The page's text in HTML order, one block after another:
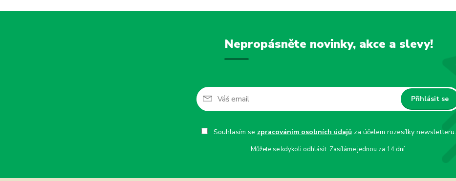
Nepropásněte novinky, akce a slevy!
Přihlásit se
Souhlasím se zpracováním osobních údajůza účelem rozesílky newsletteru.
Můžete se kdykoli odhlásit. Zasíláme jednou za 14 dní.